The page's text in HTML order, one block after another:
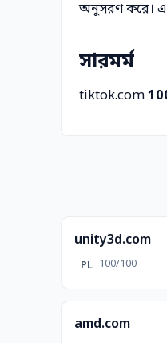
অনুসরণ করে।
সারমর্ম
tiktok.com
unity3d.com
PL 100/100
amd.com